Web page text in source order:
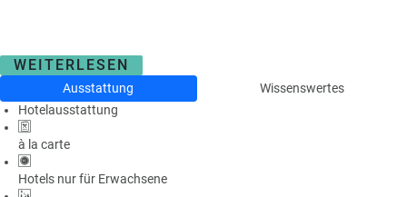
WEITERLESEN
Ausstattung
Wissenswertes
Hotelausstattung
à la carte
Hotels nur für Erwachsene